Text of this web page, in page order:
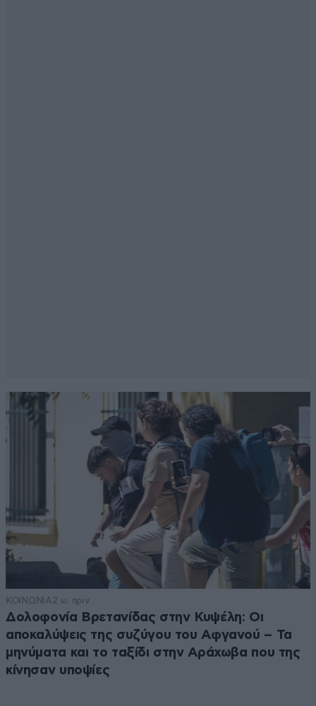
ΚΟΙΝΩΝΙΑ 2 ω. πριν
Δολοφονία Βρετανίδας στην Κυψέλη: Οι
αποκαλύψεις της συζύγου του Αφγανού – Τα
μηνύματα και το ταξίδι στην Αράχωβα που της
κίνησαν υποψίες